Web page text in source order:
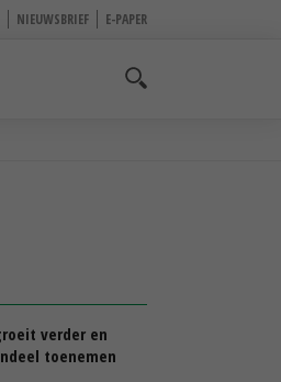
NIEUWSBRIEF E-PAPER
verder en
toenemen